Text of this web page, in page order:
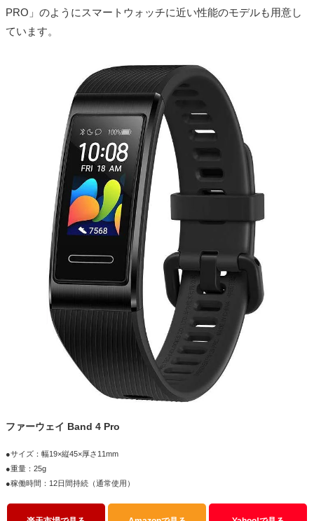
PRO」のようにスマートウォッチに近い性能のモデルも用意し
ています。
ファーウェイ Band 4 Pro
●サイズ：幅19×縦45×厚さ11mm
●重量：25g
●稼働時間：12日間持続（通常使用）